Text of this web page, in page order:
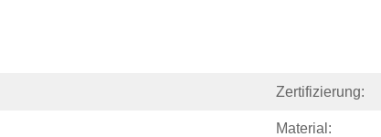
Zertifizierung:
Material: